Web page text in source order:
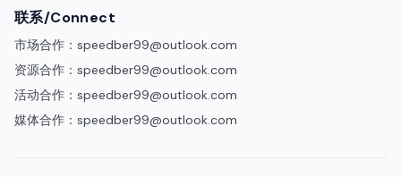
联系/Connect
市场合作： speedber99@outlook.com
资源合作： speedber99@outlook.com
活动合作： speedber99@outlook.com
媒体合作： speedber99@outlook.com